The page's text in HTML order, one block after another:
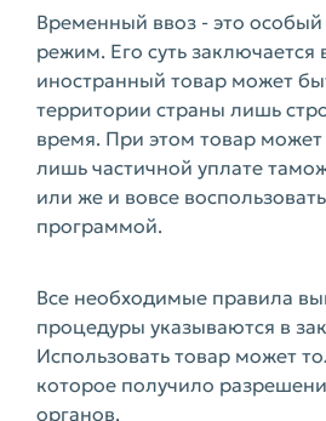
Временный ввоз - это
режим. Его суть заключается
иностранный товар может
территории страны лишь
время. При этом товар может
лишь частичной уплате
или же и вовсе
программой.
Все необходимые правила
процедуры указываются в
Использовать товар может
которое получило
органов.